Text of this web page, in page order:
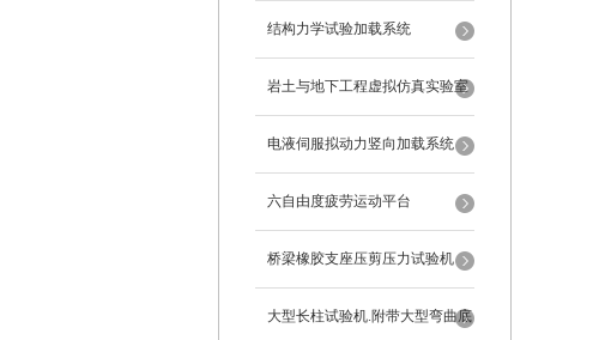
结构力学试验加载系统
岩土与地下工程虚拟仿真实验室
电液伺服拟动力竖向加载系统
六自由度疲劳运动平台
桥梁橡胶支座压剪压力试验机
大型长柱试验机.附带大型弯曲底